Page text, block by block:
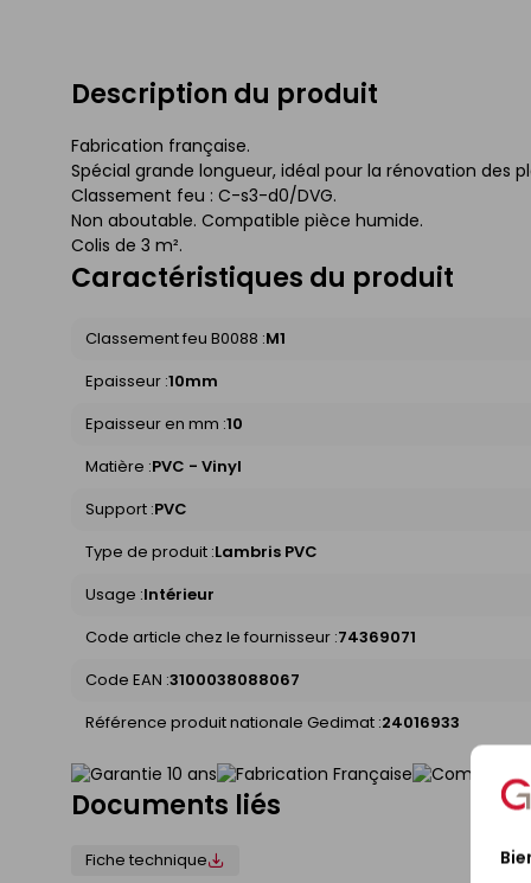
Description du produit
Fabrication française.
Spécial grande longueur, idéal pour la rénovation des
Classement feu : C-s3-d0/DVG.
Non aboutable. Compatible pièce humide.
Colis de 3 m².
Caractéristiques du produit
Classement feu B0088 :M1
Epaisseur :10mm
Epaisseur en mm :10
Matière :PVC - Vinyl
Support :PVC
Type de produit :Lambris PVC
Usage :Intérieur
Code article chez le fournisseur :74369071
Code EAN :3100038088067
Référence produit nationale Gedimat :24016933
Documents liés
Fiche technique